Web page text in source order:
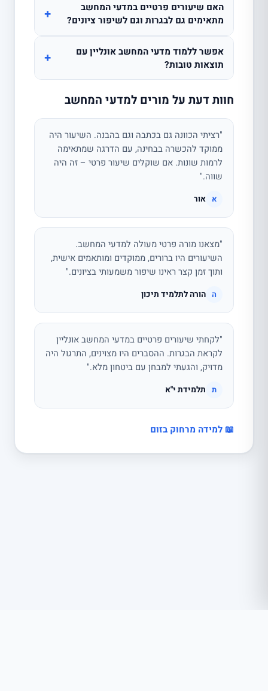
האם שיעורים פרטיים במדעי המחשב
מתאימים גם לבגרות וגם לשיפור ציונים?
+
אפשר ללמוד מדעי המחשב אונליין עם
תוצאות טובות?
+
חוות דעת על מורים למדעי המחשב
"רציתי הכוונה גם בכתבה וגם בהבנה. השיעור היה
ממוקד להכשרה בבחינה, עם הדרגה שמתאימה
לרמות שונות. אם שוקלים שיעור פרטי – זה היה
שווה."
א אור
"מצאנו מורה פרטי מעולה למדעי המחשב.
השיעורים היו ברורים, ממוקדים ומותאמים אישית,
ותוך זמן קצר ראינו שיפור משמעותי בציונים."
ה הורה לתלמיד תיכון
"לקחתי שיעורים פרטיים במדעי המחשב אונליין
לקראת הבגרות. ההסברים היו מצוינים, התרגול היה
מדויק, והגעתי למבחן עם ביטחון מלא."
ת תלמידת י"א
📖 למידה מרחוק בזום